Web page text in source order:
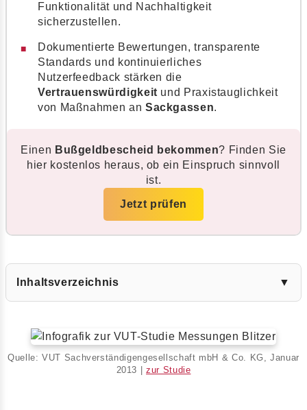
Funktionalität und Nachhaltigkeit
sicherzustellen.
Dokumentierte Bewertungen, transparente
Standards und kontinuierliches
Nutzerfeedback stärken die
Vertrauenswürdigkeit und Praxistauglichkeit
von Maßnahmen an Sackgassen.
Einen Bußgeldbescheid bekommen? Finden Sie
hier kostenlos heraus, ob ein Einspruch sinnvoll
ist.
Jetzt prüfen
Inhaltsverzeichnis ▼
Quelle: VUT Sachverständigengesellschaft mbH & Co. KG, Januar
2013 |zur Studie